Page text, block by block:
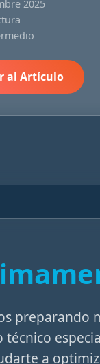
2025
al Artículo
preparando
técnico
a